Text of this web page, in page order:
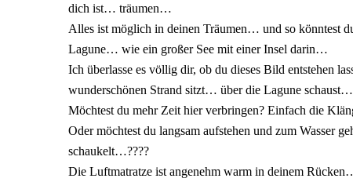
dich ist… träumen…
Alles ist möglich in deinen Träumen… und so
Lagune… wie ein großer See mit einer Insel darin…
Ich überlasse es völlig dir, ob du dieses Bild entstehen
wunderschönen Strand sitzt… über die Lagune
Möchtest du mehr Zeit hier verbringen? Einfach die
Oder möchtest du langsam aufstehen und zum Wasser
schaukelt…????
Die Luftmatratze ist angenehm warm in deinem